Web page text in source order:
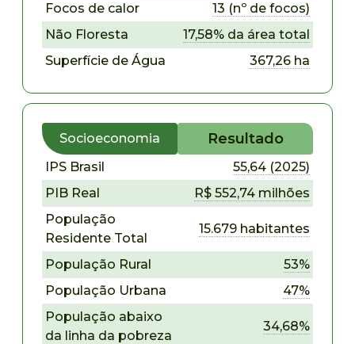
Focos de calor
13 (nº de focos)
Não Floresta
17,58% da área total
Superfície de Água
367,26 ha
Socioeconomia Resultado
IPS Brasil
55,64 (2025)
PIB Real
R$ 552,74 milhões
População
Residente Total
15.679 habitantes
População Rural
53%
População Urbana
47%
População abaixo
da linha da pobreza
34,68%